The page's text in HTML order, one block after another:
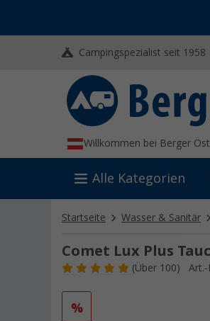
Campingspezialist seit 1958
Willkommen bei Berger
Alle Kategorien
Startseite Wasser & Sanitär
Comet Lux Plus
(Über100) Art.-
%